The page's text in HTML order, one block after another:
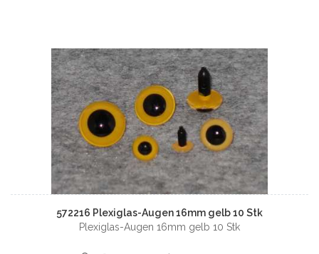
572216 Plexiglas-Augen 16mm gelb 10 Stk
Plexiglas-Augen 16mm gelb 10 Stk